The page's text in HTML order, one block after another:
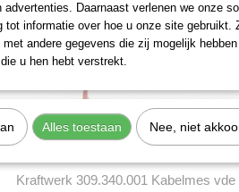
Kraftwerk 309.340.001 Kabelmes vde
Daarnaast verlenen we onze
tot informatie over hoe u onze site gebruikt.
andere gegevens die zij mogelijk hebben
u hen hebt verstrekt.
Alles toestaan Nee, niet